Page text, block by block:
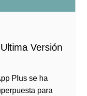
Versión
Plus se ha
para